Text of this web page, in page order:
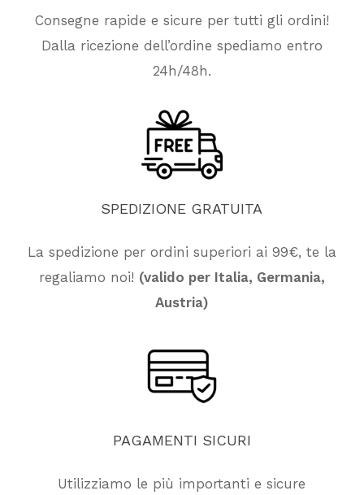
Nessun prodotto nel carrello.
Consegne rapide e sicure per tutti gli ordini!
Dalla ricezione dell’ordine spediamo entro
24h/48h.
SPEDIZIONE GRATUITA
La spedizione per ordini superiori ai 99€, te la
regaliamo noi! (valido per Italia, Germania,
Austria)
PAGAMENTI SICURI
Utilizziamo le più importanti e sicure